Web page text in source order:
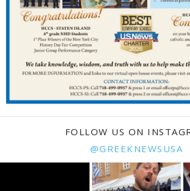
FOLLOW US ON
@GREEKNEWSUSA